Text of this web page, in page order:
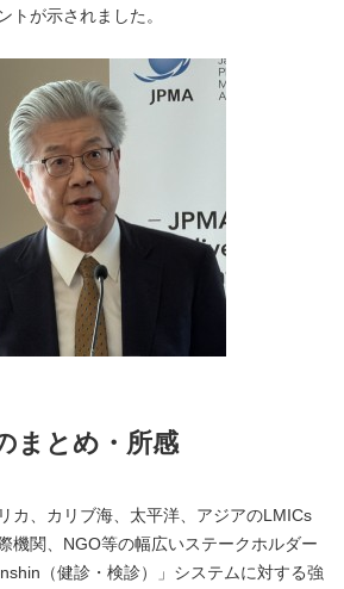
トが示されました。
まとめ・所感
カ、カリブ海、太平洋、アジアのLMICs
機関、NGO等の幅広いステークホルダー
（健診・検診）」システムに対する強